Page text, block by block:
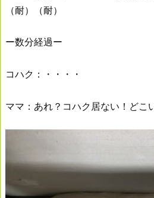
（耐）（耐）
ー数分経過ー
コハク：・・・・
ママ：あれ？コハク居ない！どこ